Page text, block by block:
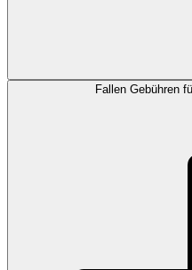
Fallen Gebühren